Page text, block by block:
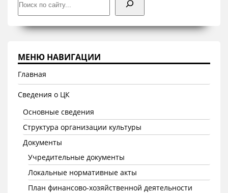
МЕНЮ НАВИГАЦИИ
Главная
Сведения о ЦК
Основные сведения
Структура организации культуры
Документы
Учредительные документы
Локальные нормативные акты
План финансово-хозяйственной деятельности